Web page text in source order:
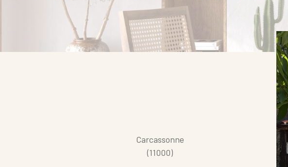
Carcassonne
(11000)